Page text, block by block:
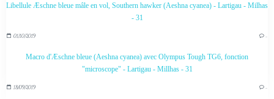
Libellule Æschne bleue mâle en vol, Southern hawker (Aeshna cyanea) - Lartigau - Milhas
- 31
01/10/2019 …
Macro d'Æschne bleue (Aeshna cyanea) avec Olympus Tough TG6, fonction
"microscope" - Lartigau - Millhas - 31
18/09/2019 …